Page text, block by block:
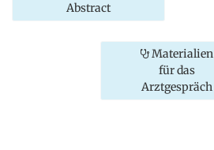
Abstract
Materialien
für das
Arztgespräch